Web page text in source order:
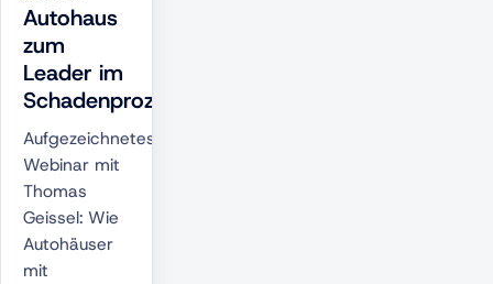
Autohaus
zum
Leader im
Schadenprozess
Aufgezeichnetes
Webinar mit
Thomas
Geissel: Wie
Autohäuser
mit